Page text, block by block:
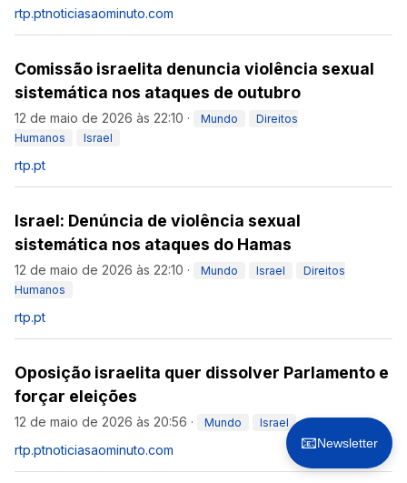
rtp.ptnoticiasaominuto.com
Comissão israelita denuncia violência sexual
sistemática nos ataques de outubro
12 de maio de 2026 às 22:10 · Mundo
Direitos
Humanos
Israel
rtp.pt
Israel: Denúncia de violência sexual
sistemática nos ataques do Hamas
12 de maio de 2026 às 22:10 · Mundo Israel
Direitos
Humanos
rtp.pt
Oposição israelita quer dissolver Parlamento e
forçar eleições
12 de maio de 2026 às 20:56 · Mundo Israel
rtp.ptnoticiasaominuto.com 📧Newsletter